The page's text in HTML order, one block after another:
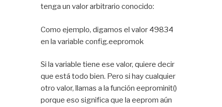
tenga un valor arbitrario conocido:
Como ejemplo, digamos el valor 49834
en la variable config.eepromok
Si la variable tiene ese valor, quiere decir
que está todo bien. Pero si hay cualquier
otro valor, llamas a la función eeprominit()
porque eso significa que la eeprom aún